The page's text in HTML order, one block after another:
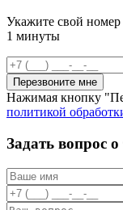
Укажите свой
1 минуты
Перезвоните мне
Нажимая кнопку
политикой
Задать вопрос о